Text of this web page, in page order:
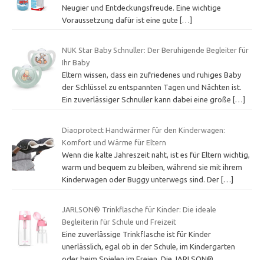
Neugier und Entdeckungsfreude. Eine wichtige
Voraussetzung dafür ist eine gute
[…]
NUK Star Baby Schnuller: Der Beruhigende Begleiter für
Ihr Baby
Eltern wissen, dass ein zufriedenes und ruhiges Baby
der Schlüssel zu entspannten Tagen und Nächten ist.
Ein zuverlässiger Schnuller kann dabei eine große
[…]
Diaoprotect Handwärmer für den Kinderwagen:
Komfort und Wärme für Eltern
Wenn die kalte Jahreszeit naht, ist es für Eltern wichtig,
warm und bequem zu bleiben, während sie mit ihrem
Kinderwagen oder Buggy unterwegs sind. Der […]
JARLSON® Trinkflasche für Kinder: Die ideale
Begleiterin für Schule und Freizeit
Eine zuverlässige Trinkflasche ist für Kinder
unerlässlich, egal ob in der Schule, im Kindergarten